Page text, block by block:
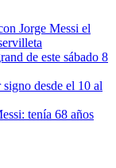
Jorge Messi el
de este sábado 8
desde el 10 al
tenía 68 años